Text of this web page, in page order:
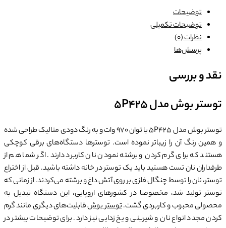
توضیحات
توضیحات تکمیلی
نظرات (0)
پرسش‌ها
نقد و بررسی
توستر بوش مدل 5P425
توستر بوش مدل 5P425 با توان 970 وات و به رنگ دودی متالیک طراحی شده
و همین رنگ آن را زیباتر نموده است. توسترها دستگاه‌های برقی کوچکی
هستند که برای گرم کردن و برشته نمودن نان کاربرد دارند. اگر شما هم از
طرفداران نان تست هستید باید یک توستر در خانه داشته باشید. قبل از اختراع
توستر، نان را توسط چنگال فلزی بر روی آتش داغ و برشته می‌کردند. از زمانی که
توستر تولید شد، مخصوصا در کشورهای اروپایی، این دستگاه تبدیل به
محصولی محبوب و کاربردی گشت.توستر بوشقابلیت‌های دیگری مانند گرم
کردن مجدد انواع نان و شیرینی و یخ زدایی نیز دارد. برای توضیحات بیشتر در